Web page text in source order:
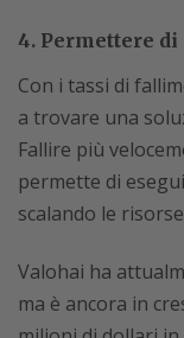
4. Permettere
Con i tassi di
a trovare una
Fallire più
permette di
scalando le
Valohai ha
ma è ancora in